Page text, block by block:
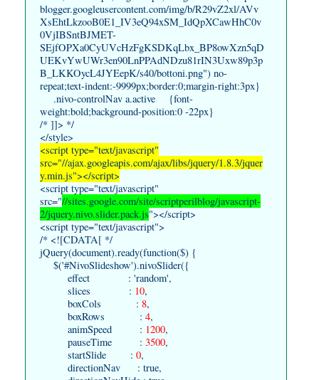
blogger.googleusercontent.com/img/b/R29vZ2xl/AVv
XsEhtLkzooB0E1_IV3eQ94xSM_IdQpXCawHhC0v
0VjIBSntBJMET-
SEjfOPXa0CyUVcHzFgKSDKqLbx_BP8owXzn5qD
UEKvYwUWr3en90LnPPAdNDzu81rIN3Uxw89p3p
B_LKKOycL4JYEepK/s40/bottoni.png") no-
repeat;text-indent:-9999px;border:0;margin-right:3px}
.nivo-controlNav a.active {font-
weight:bold;background-position:0 -22px}
/* ]]> */
</style>
<script type="text/javascript"
src="//ajax.googleapis.com/ajax/libs/jquery/1.8.3/jquer
y.min.js"></script>
<script type="text/javascript"
src="//sites.google.com/site/scriptperilblog/javascript-
2/jquery.nivo.slider.pack.js"></script>
<script type="text/javascript">
/* <![CDATA[ */
jQuery(document).ready(function($) {
$('#NivoSlideshow').nivoSlider({
effect : 'random',
slices : 10,
boxCols : 8,
boxRows : 4,
animSpeed : 1200,
pauseTime : 3500,
startSlide : 0,
directionNav : true,